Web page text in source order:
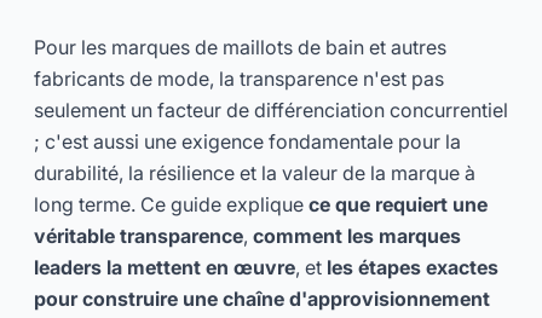
Pour les marques de maillots de bain et autres
fabricants de mode, la transparence n'est pas
seulement un facteur de différenciation concurrentiel
; c'est aussi une exigence fondamentale pour la
durabilité, la résilience et la valeur de la marque à
long terme. Ce guide explique ce que requiert une
véritable transparence, comment les marques
leaders la mettent en œuvre, et les étapes exactes
pour construire une chaîne d'approvisionnement